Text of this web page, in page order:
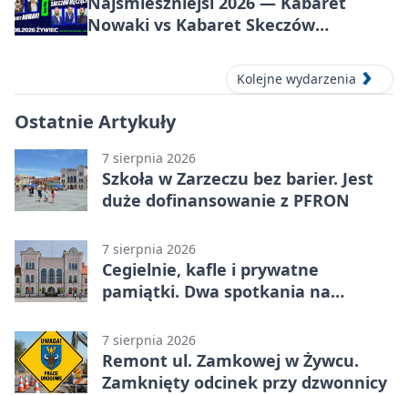
Nowaki vs Kabaret Skeczów
Kolejne wydarzenia
Ostatnie Artykuły
7 sierpnia 2026
Szkoła w Zarzeczu bez barier. Jest
duże dofinansowanie z PFRON
7 sierpnia 2026
Cegielnie, kafle i prywatne
pamiątki. Dwa spotkania na
7 sierpnia 2026
Remont ul. Zamkowej w Żywcu.
Zamknięty odcinek przy dzwonnicy